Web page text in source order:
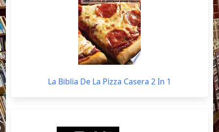
La Biblia De La Pizza Casera 2 In 1